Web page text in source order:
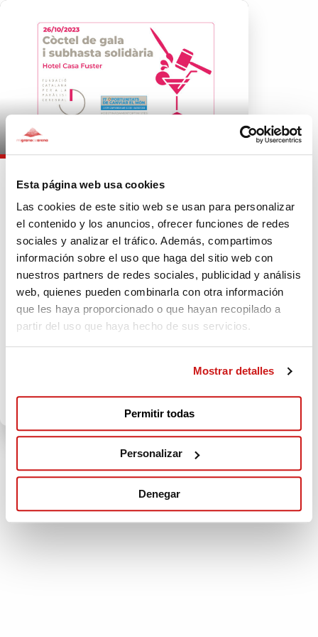
Esta página web usa cookies
Las cookies de este sitio web se usan para personalizar
el contenido y los anuncios, ofrecer funciones de redes
sociales y analizar el tráfico. Además, compartimos
información sobre el uso que haga del sitio web con
nuestros partners de redes sociales, publicidad y análisis
web, quienes pueden combinarla con otra información
que les haya proporcionado o que hayan recopilado a
partir del uso que haya hecho de sus servicios.
Mostrar detalles
Permitir todas
Personalizar
Denegar
1.040€
DISCAPACIDAD INTELECTUAL
DISCAPACIDAD FÍSICA INFANCIA
JÓVENES
Subasta de Arte y Cóctel
Solidario. Iniciativa Solidaria
Mediolanum Aproxima
Reforma de instalaciones del Llar Residencia
de Fundacio Catalana per a la Paralisi
IN SUPPORT OF